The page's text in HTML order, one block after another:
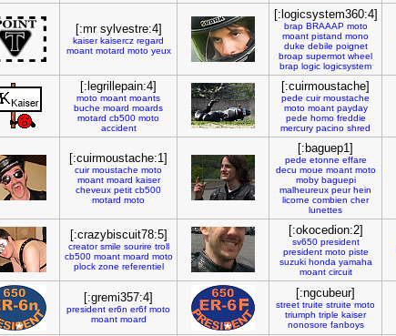
[:mr sylvestre:4]
kaiser kaisercz regard
moant motard moto yeux
[:logicsystem360:4]
brap BRAAAP moto
moant pistand mono
duke debile poignet
broap supermot wheel
brap logic logicsystem
[:legrillepain:4]
moto moant moants
buche moard moards
motard cb500 moto
accident
[:cuirmoustache]
pede cuir moustache
moto moant payday
pede homo freddie
mercury pacino shred
[:cuirmoustache:1]
cuir moustache moto
moant moard kaiser
cheveux petit cb500
motard moto
[:baguep1]
pede etonne effare
decu moue moant moto
moby baguepi
malheureux peur hein
licorne combien cher
lunettes
[:crazybiscuit78:5]
creator smile sourire troll
cb500 moant moard moto
plock zone referentiel
[:okocedion:2]
sv650 president
president moto piste
suzuki honda yamaha
moant circuit
[:gremi357:4]
president er6n er6f moto
moant moard
[:ngcubeur]
street truite struite moto
triumph triple kaiser
nonosore fanboys